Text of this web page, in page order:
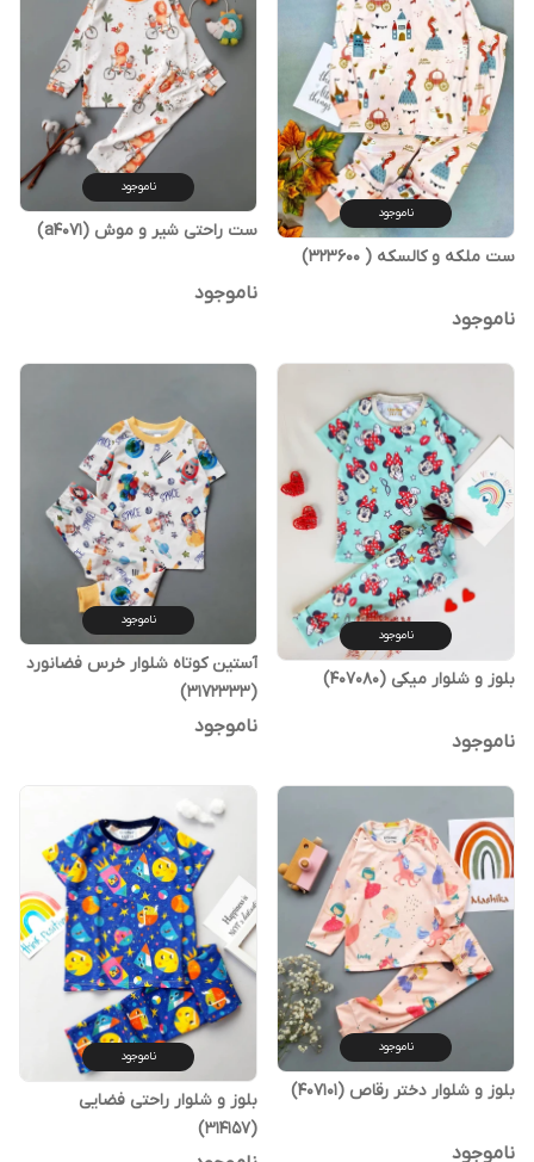
ناموجود
ست ملکه و‌ کالسکه ( 323600)
ناموجود
ناموجود
ست راحتی شیر و موش (a4071)
ناموجود
ناموجود
بلوز و شلوار میکی (407080)
ناموجود
ناموجود
آستین کوتاه شلوار خرس فضانورد
(3172333)
ناموجود
ناموجود
بلوز و شلوار دختر رقاص (407101)
ناموجود
ناموجود
بلوز و شلوار راحتی فضایی
(314157)